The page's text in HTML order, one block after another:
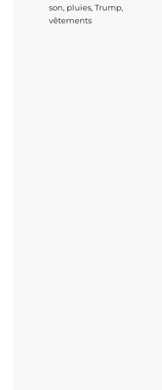
son, pluies,Trump,
vêtements